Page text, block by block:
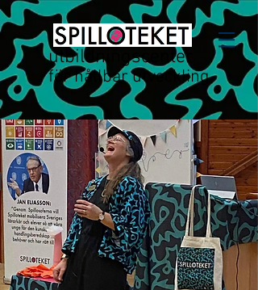
utbildningscenter
för hållbar utveckling